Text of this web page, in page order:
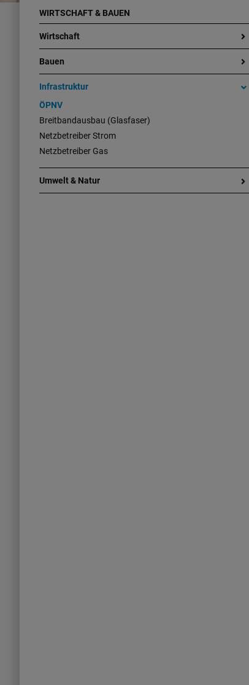
WIRTSCHAFT & BAUEN
Wirtschaft
Bauen
Infrastruktur
ÖPNV
Breitbandausbau (Glasfaser)
Netzbetreiber Strom
Netzbetreiber Gas
Umwelt & Natur